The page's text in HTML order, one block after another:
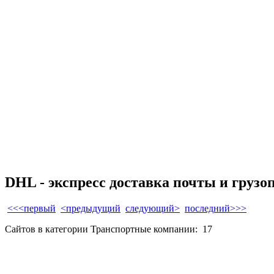
DHL - экспресс доставка почты и
<<<первый <предыдущий следующий> последний>>>
Сайтов в категории Транспортные компании: 17